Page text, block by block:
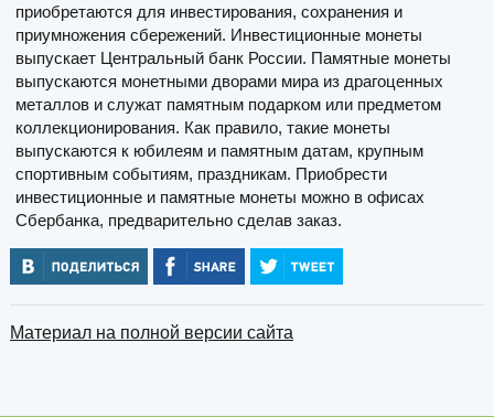
приобретаются для инвестирования, сохранения и
приумножения сбережений. Инвестиционные монеты
выпускает Центральный банк России. Памятные монеты
выпускаются монетными дворами мира из драгоценных
металлов и служат памятным подарком или предметом
коллекционирования. Как правило, такие монеты
выпускаются к юбилеям и памятным датам, крупным
спортивным событиям, праздникам. Приобрести
инвестиционные и памятные монеты можно в офисах
Сбербанка, предварительно сделав заказ.
Материал на полной версии сайта